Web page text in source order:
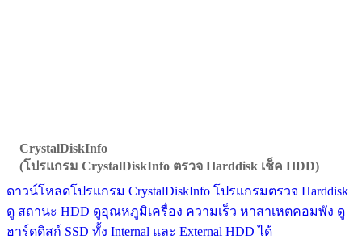
CrystalDiskInfo
(โปรแกรม CrystalDiskInfo ตรวจ Harddisk เช็ค HDD)
ดาวน์โหลดโปรแกรม CrystalDiskInfo โปรแกรมตรวจ Harddisk
ดู สถานะ HDD ดูอุณหภูมิเครื่อง ความเร็ว หาสาเหตคอมพัง ดู
ฮาร์ดดิสก์ SSD ทั้ง Internal และ External HDD ได้